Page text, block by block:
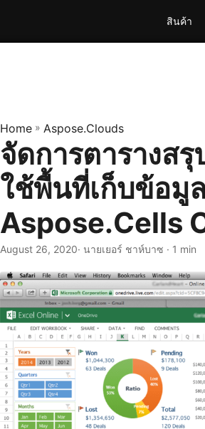
สินค้า
Home » Aspose.Clouds
จัดการตารางส
ใช้พื้นที่เก็บข้อมู
Aspose.Cells
August 26, 2020· นายเยอร์ ชาห์บาซ · 1 min